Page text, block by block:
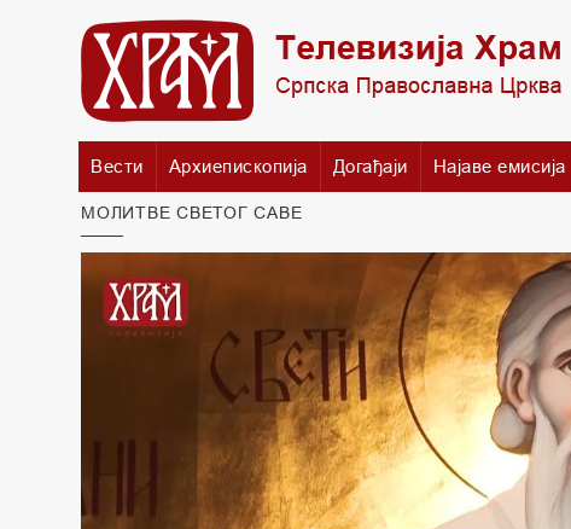
Вести Архиепископија Догађаји Најаве емисија
МОЛИТВЕ СВЕТОГ САВЕ